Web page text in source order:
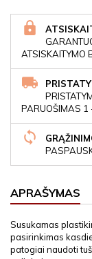
ATSISKAITYMO
PARUOŠIMAS 1
APRAŠYMAS
Susukamas
pasirinkimas
patogiai naudoti